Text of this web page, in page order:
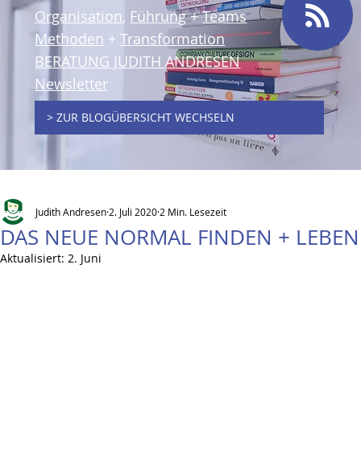
Organisation, Führung+Teams
Methoden +Transformation
BERATUNG JUDITH ANDRESEN
Newsletter
> ZUR BLOGÜBERSICHT WECHSELN
DAS NEUE NORMAL FINDEN + LEBEN
Judith Andresen 2. Juli 2020 2 Min. Lesezeit
Aktualisiert: 2. Juni